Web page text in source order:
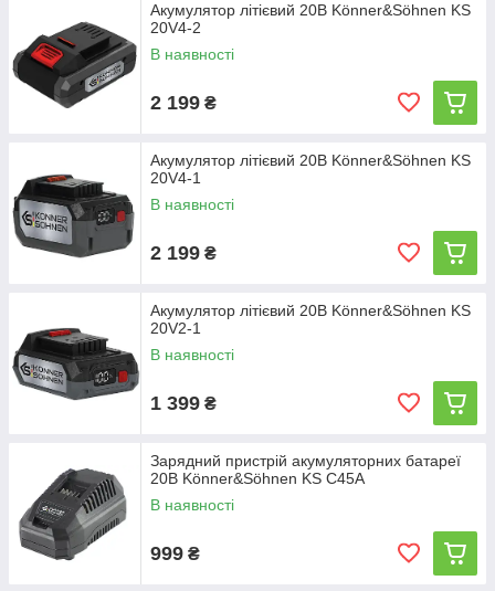
Акумулятор літієвий 20В Könner&Söhnen KS
20V4-2
В наявності
2 199 ₴
Акумулятор літієвий 20В Könner&Söhnen KS
20V4-1
В наявності
2 199 ₴
Акумулятор літієвий 20В Könner&Söhnen KS
20V2-1
В наявності
1 399 ₴
Зарядний пристрій акумуляторних батареї
20В Könner&Söhnen KS C45A
В наявності
999 ₴